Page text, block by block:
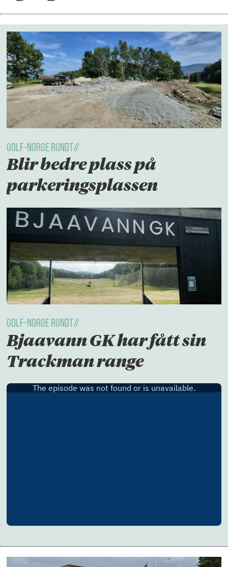
golf-norge rundt//
Blir bedre plass på
parkeringsplassen
golf-norge rundt//
Bjaavann GK har fått sin
Trackman range